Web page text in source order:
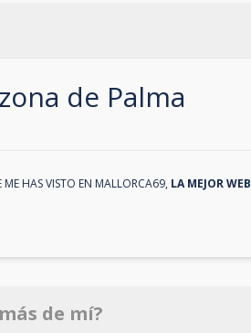
de Palma
HAS VISTO EN MALLORCA69, LA MEJOR WEB
de mí?